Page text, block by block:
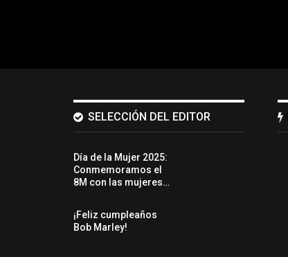
SELECCIÓN DEL EDITOR
Día de la Mujer 2025:
Conmemoramos el
8M con las mujeres…
¡Feliz cumpleaños
Bob Marley!